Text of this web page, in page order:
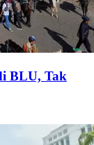
BLU, Tak